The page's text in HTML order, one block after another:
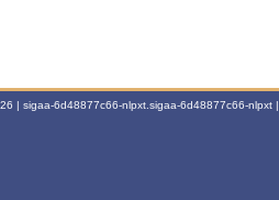
| sigaa-6d48877c66-nlpxt.sigaa-6d48877c66-nlpxt |